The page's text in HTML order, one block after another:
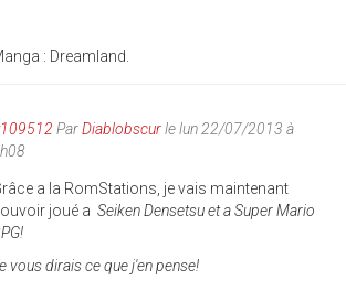
: Dreamland.
ParDiablobscurle lun 22/07/2013 à
a la RomStations, je vais maintenant
joué a Seiken Densetsu et a Super Mario
vous dirais ce que j'en pense!